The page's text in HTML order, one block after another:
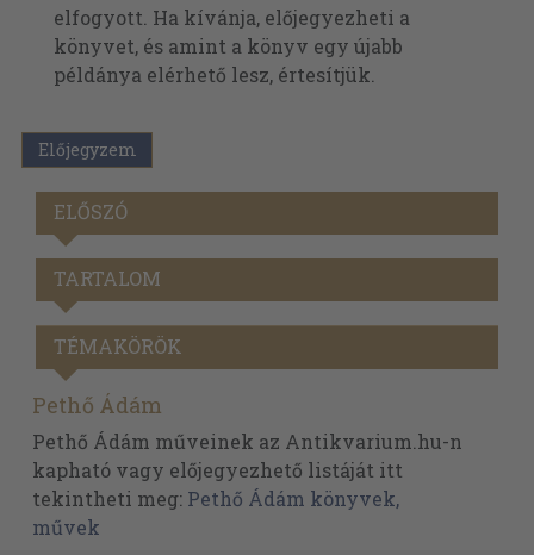
elfogyott. Ha kívánja, előjegyezheti a
könyvet, és amint a könyv egy újabb
példánya elérhető lesz, értesítjük.
Előjegyzem
ELŐSZÓ
TARTALOM
TÉMAKÖRÖK
Pethő Ádám
Pethő Ádám műveinek az Antikvarium.hu-n
kapható vagy előjegyezhető listáját itt
tekintheti meg: Pethő Ádám könyvek,
művek